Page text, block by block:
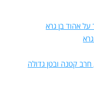
אהוד בן גרא
קטנה ובטן גדולה